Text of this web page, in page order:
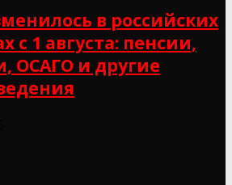
в российских
с 1 августа: пенсии,
ОСАГО и другие